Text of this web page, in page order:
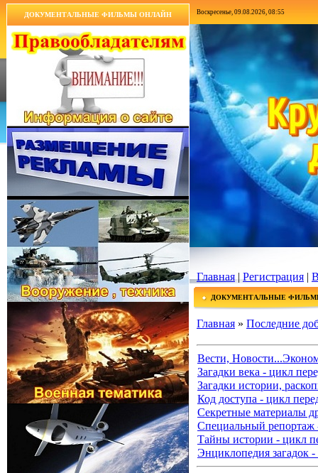
ДОКУМЕНТАЛЬНЫЕ ФИЛЬМЫ ОНЛАЙН Воскресенье, 09.08.2026, 08:55
Главная|Регистрация |
ДОКУМЕНТАЛЬНЫЕ
Главная » Последние
Вести,
Загадки века - цикл
Загадки истории,
Код доступа - цикл
Секретные материалы
Специальный репортаж
Тайны истории - цикл
Энциклопедия загадок -